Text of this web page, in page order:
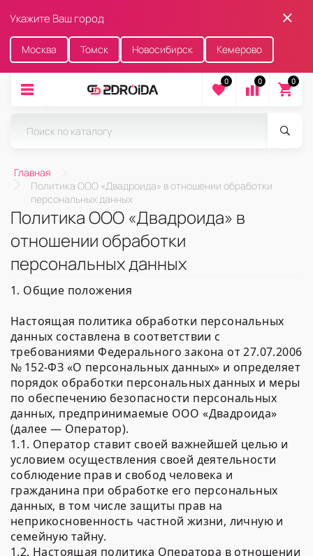
Укажите Ваш город
Москва Томск Новосибирск Кемерово
0 0 0
Главная
Политика ООО «Двадроида» в отношении обработки
персональных данных
Политика ООО «Двадроида» в
отношении обработки
персональных данных
1. Общие положения
Настоящая политика обработки персональных
данных составлена в соответствии с
требованиями Федерального закона от 27.07.2006
№ 152-ФЗ «О персональных данных» и определяет
порядок обработки персональных данных и меры
по обеспечению безопасности персональных
данных, предпринимаемые ООО «Двадроида»
(далее — Оператор).
1.1. Оператор ставит своей важнейшей целью и
условием осуществления своей деятельности
соблюдение прав и свобод человека и
гражданина при обработке его персональных
данных, в том числе защиты прав на
неприкосновенность частной жизни, личную и
семейную тайну.
1.2. Настоящая политика Оператора в отношении